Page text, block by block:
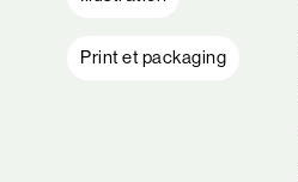
Print et packaging